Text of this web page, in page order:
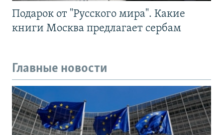
Подарок от "Русского мира". Какие
книги Москва предлагает сербам
Главные новости